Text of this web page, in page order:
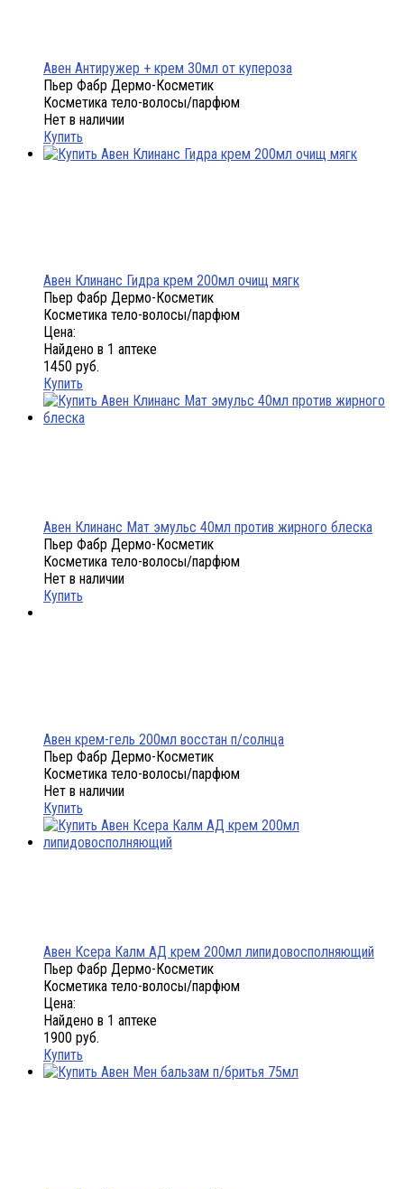
Авен Антиружер + крем 30мл от купероза
Пьер Фабр Дермо-Косметик
Косметика тело-волосы/парфюм
Нет в наличии
Купить
Авен Клинанс Гидра крем 200мл очищ мягк
Пьер Фабр Дермо-Косметик
Косметика тело-волосы/парфюм
Цена:
Найдено в 1 аптеке
1450 руб.
Купить
Авен Клинанс Мат эмульс 40мл против жирного блеска
Пьер Фабр Дермо-Косметик
Косметика тело-волосы/парфюм
Нет в наличии
Купить
Авен крем-гель 200мл восстан п/солнца
Пьер Фабр Дермо-Косметик
Косметика тело-волосы/парфюм
Нет в наличии
Купить
Авен Ксера Калм АД крем 200мл липидовосполняющий
Пьер Фабр Дермо-Косметик
Косметика тело-волосы/парфюм
Цена:
Найдено в 1 аптеке
1900 руб.
Купить